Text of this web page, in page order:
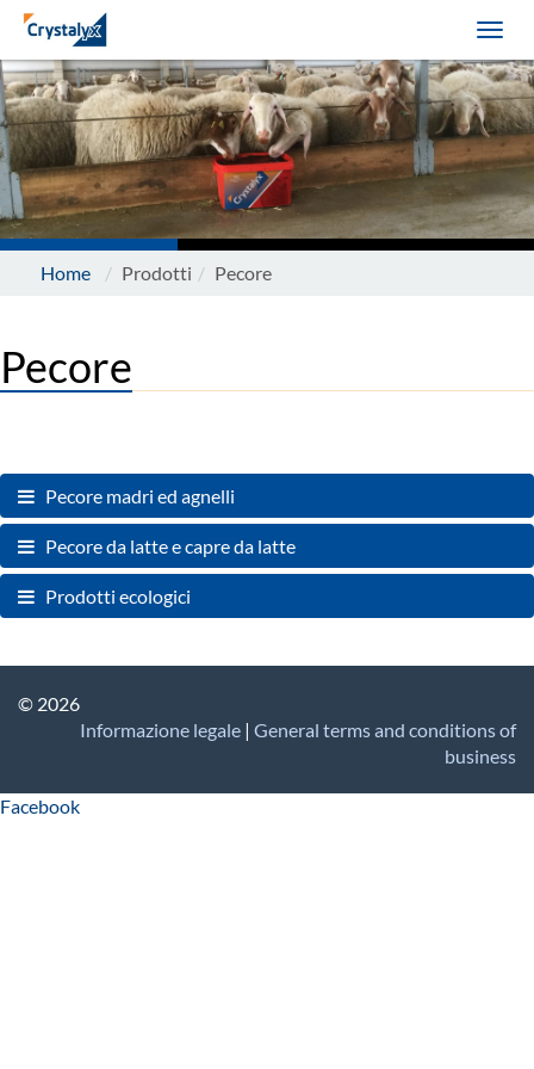
Home Prodotti Pecore
Pecore
Pecore madri ed agnelli
Pecore da latte e capre da latte
Prodotti ecologici
© 2026
Informazione legale | General terms and conditions of
business
Facebook